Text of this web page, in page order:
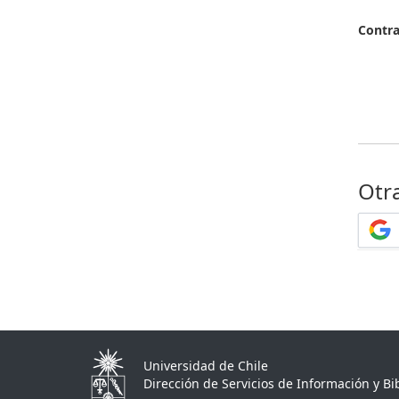
Universidad de Chile
Dirección de Servicios de Información y